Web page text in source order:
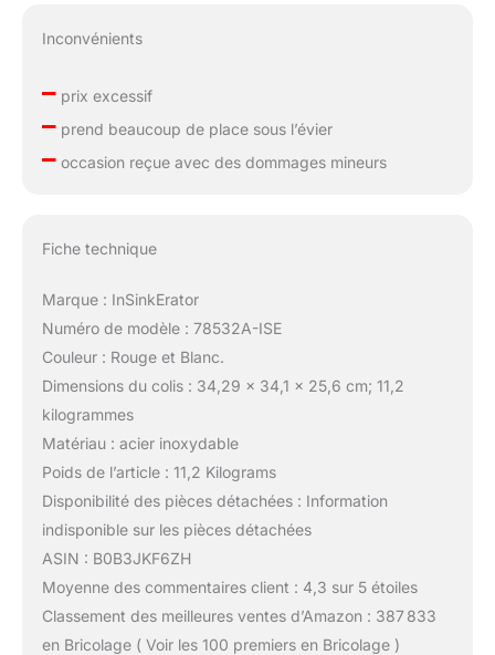
Inconvénients
–prix excessif
–prend beaucoup de place sous l’évier
–occasion reçue avec des dommages mineurs
Fiche technique
Marque : InSinkErator
Numéro de modèle : 78532A-ISE
Couleur : Rouge et Blanc.
Dimensions du colis : 34,29 x 34,1 x 25,6 cm; 11,2
kilogrammes
Matériau : acier inoxydable
Poids de l’article : 11,2 Kilograms
Disponibilité des pièces détachées : Information
indisponible sur les pièces détachées
ASIN : B0B3JKF6ZH
Moyenne des commentaires client : 4,3 sur 5 étoiles
Classement des meilleures ventes d’Amazon : 387 833
en Bricolage ( Voir les 100 premiers en Bricolage )